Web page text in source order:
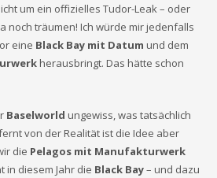
um ein offizielles Tudor-Leak – oder
noch träumen! Ich würde mir jedenfalls
eine Black Bay mit Datum und dem
herausbringt. Das hätte schon
Baselworld ungewiss, was tatsächlich
von der Realität ist die Idee aber
die Pelagos mit Manufakturwerk
in diesem Jahr die Black Bay– und dazu